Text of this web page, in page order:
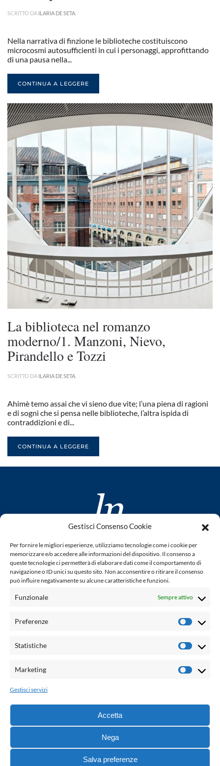
Gestisci Consenso Cookie
Per fornire le migliori esperienze, utilizziamo tecnologie come i cookie per
memorizzare e/o accedere alle informazioni del dispositivo. Il consenso a
queste tecnologie ci permetterà di elaborare dati come il comportamento di
navigazione o ID unici su questo sito. Non acconsentire o ritirare il consenso
può influire negativamente su alcune caratteristiche e funzioni.
Funzionale Sempre attivo
Preferenze
Statistiche
Marketing
Gestisci servizi
Accetta
Nega
Salva preferenze
SCRITTO DA ILARIA DE SETA
Nella narrativa di finzione le biblioteche costituiscono
microcosmi autosufficienti in cui i personaggi, approfittando
di una pausa nella...
CONTINUA A LEGGERE
La biblioteca nel romanzo
moderno/1. Manzoni, Nievo,
Pirandello e Tozzi
SCRITTO DA ILARIA DE SETA
Ahimè temo assai che vi sieno due vite; l’una piena di ragioni
e di sogni che si pensa nelle biblioteche, l’altra ispida di
contraddizioni e di...
CONTINUA A LEGGERE
www.laletteraturaenoi.it
fondato da Romano Luperini
Questo blog non rappresenta una testata giornalistica in
quanto viene aggiornato senza alcuna periodicità. Non può
legge n° 62 del 7.03.2001. L'autore non è responsabile per
email:
Grafica e web:Salvatore Leto
© 2021 - G.B. Palumbo & C. Editore S.p.A. - Tutti i diritti